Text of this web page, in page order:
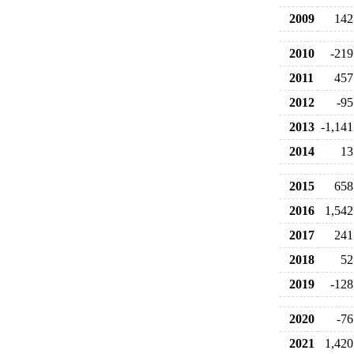
2009
142
2010
-219
2011
457
2012
-95
2013 -1,141
2014
13
2015
658
2016
1,542
2017
241
2018
52
2019
-128
2020
-76
2021
1,420